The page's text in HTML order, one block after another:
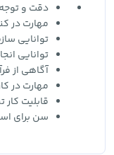
دقت و توجه
مهارت در
توانایی
توانایی
آگاهی از
مهارت در
قابلیت کار
سن برای